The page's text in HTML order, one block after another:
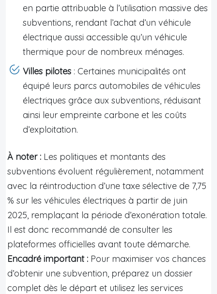
en partie attribuable à l’utilisation massive des
subventions, rendant l’achat d’un véhicule
électrique aussi accessible qu’un véhicule
thermique pour de nombreux ménages.
Villes pilotes : Certaines municipalités ont
équipé leurs parcs automobiles de véhicules
électriques grâce aux subventions, réduisant
ainsi leur empreinte carbone et les coûts
d’exploitation.
À noter : Les politiques et montants des
subventions évoluent régulièrement, notamment
avec la réintroduction d’une taxe sélective de 7,75
% sur les véhicules électriques à partir de juin
2025, remplaçant la période d’exonération totale.
Il est donc recommandé de consulter les
plateformes officielles avant toute démarche.
Encadré important : Pour maximiser vos chances
d’obtenir une subvention, préparez un dossier
complet dès le départ et utilisez les services